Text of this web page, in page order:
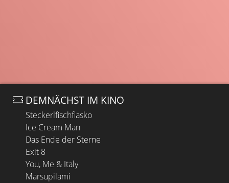
DEMNÄCHST IM KINO
Steckerlfischfiasko
Ice Cream Man
Das Ende der Sterne
Exit 8
You, Me & Italy
Marsupilami